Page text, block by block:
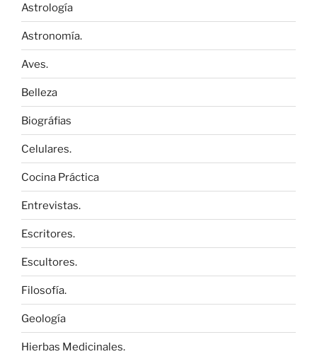
Astrología
Astronomía.
Aves.
Belleza
Biográfias
Celulares.
Cocina Práctica
Entrevistas.
Escritores.
Escultores.
Filosofía.
Geología
Hierbas Medicinales.